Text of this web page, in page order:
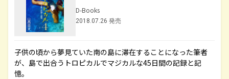
D-Books
2018.07.26 発売
子供の頃から夢見ていた南の島に滞在することになった筆者
が、島で出合うトロピカルでマジカルな45日間の記録と記
憶。